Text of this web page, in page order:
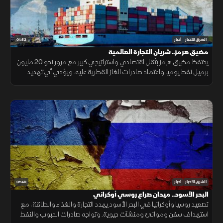
01:52 الشرق للأخبار أخبار
مضيق هرمز.. شريان التجارة العالمية
يحتفظ مضيق هرمز بثقل اقتصادي واستراتيجي كبير مع مرور نحو 20 مليون
برميل نفط يوميا واعتماد صادرات الغاز القطرية عليه. ويؤدي أي تهديد
01:49 الشرق للأخبار أخبار
البحر الأسود.. ميدان صراع روسي أوكراني
تصعيد روسيا وأوكرانيا في البحر الأسود يهدد التجارة والغذاء والطاقة، مع
استهداف سفن وموانئ ومنشآت حيوية. وتواجه صادرات الحبوب والنفط